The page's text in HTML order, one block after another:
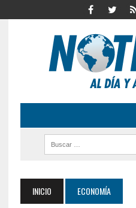
INICIO ECONOMÍA